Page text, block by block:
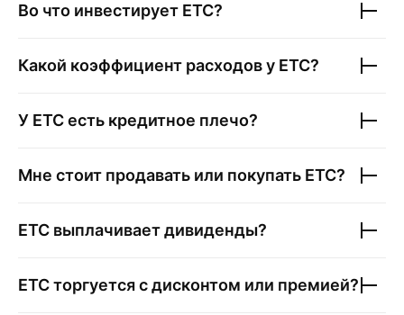
Во что инвестирует ETC?
Какой коэффициент расходов у ETC?
У ETCесть кредитное плечо?
Мне стоит продавать или покупать ETC?
ETC выплачивает дивиденды?
ETCторгуется с дисконтом или премией?